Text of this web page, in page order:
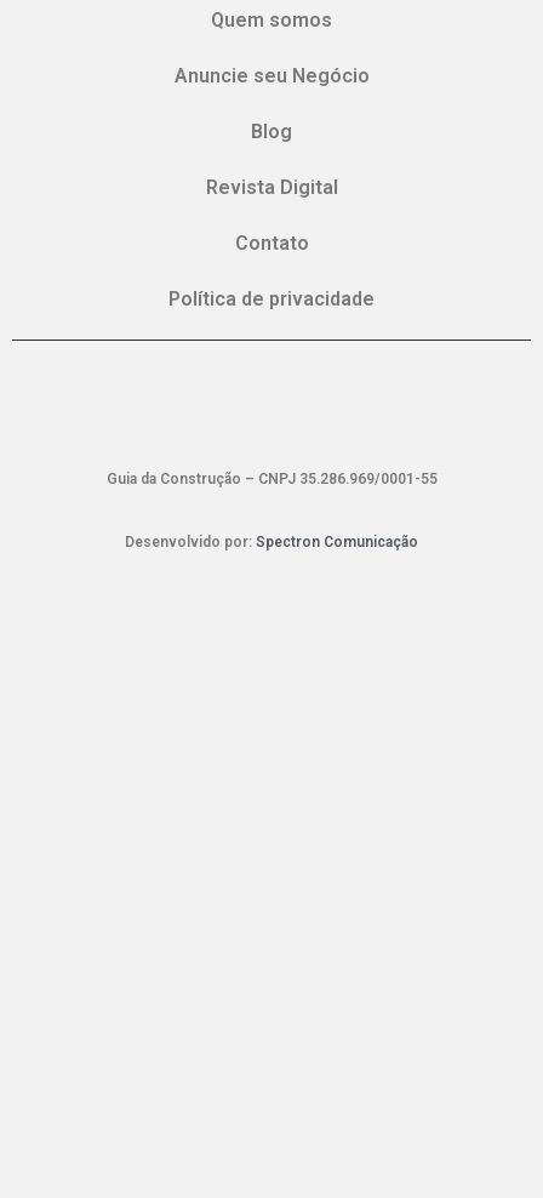
Quem somos
Anuncie seu Negócio
Blog
Revista Digital
Contato
Política de privacidade
Guia da Construção – CNPJ 35.286.969/0001-55
Desenvolvido por: Spectron Comunicação